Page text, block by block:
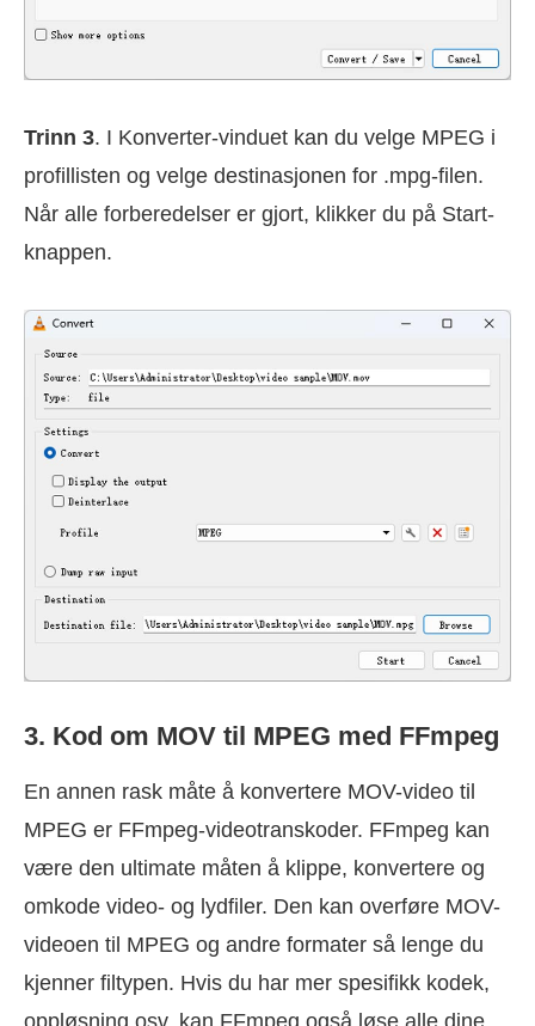
Trinn 3. I Konverter-vinduet kan du velge MPEG i
profillisten og velge destinasjonen for .mpg-filen.
Når alle forberedelser er gjort, klikker du på Start-
knappen.
3. Kod om MOV til MPEG med FFmpeg
En annen rask måte å konvertere MOV-video til
MPEG er FFmpeg-videotranskoder. FFmpeg kan
være den ultimate måten å klippe, konvertere og
omkode video- og lydfiler. Den kan overføre MOV-
videoen til MPEG og andre formater så lenge du
kjenner filtypen. Hvis du har mer spesifikk kodek,